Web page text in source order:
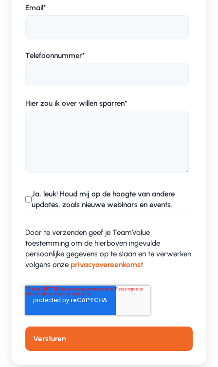
Email*
Telefoonnummer*
Hier zou ik over willen sparren*
Ja, leuk! Houd mij op de hoogte van andere
updates, zoals nieuwe webinars en events.
Door te verzenden geef je TeamValue
toestemming om de hierboven ingevulde
persoonlijke gegevens op te slaan en te verwerken
volgens onze privacyovereenkomst.